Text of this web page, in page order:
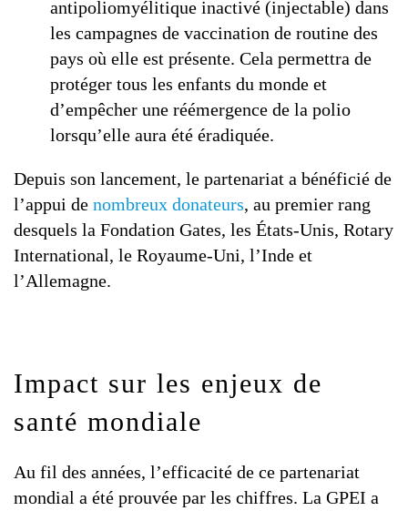
antipoliomyélitique inactivé (injectable) dans
les campagnes de vaccination de routine des
pays où elle est présente. Cela permettra de
protéger tous les enfants du monde et
d’empêcher une réémergence de la polio
lorsqu’elle aura été éradiquée.
Depuis son lancement, le partenariat a bénéficié de
l’appui de nombreux donateurs, au premier rang
desquels la Fondation Gates, les États-Unis, Rotary
International, le Royaume-Uni, l’Inde et
l’Allemagne.
Impact sur les enjeux de
santé mondiale
Au fil des années, l’efficacité de ce partenariat
mondial a été prouvée par les chiffres. La GPEI a